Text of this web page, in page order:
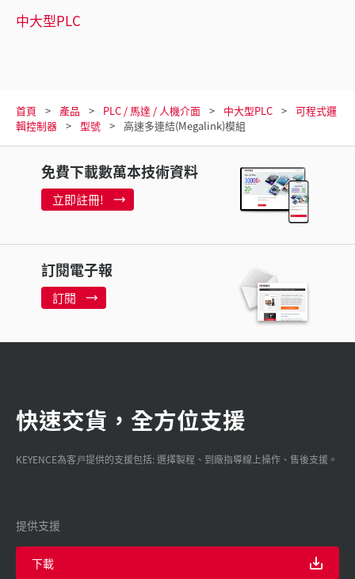
中大型PLC
首頁 產品 PLC / 馬達 / 人機介面 中大型PLC
可程式邏
輯控制器
型號 高速多連結(Megalink)模組
免費下載數萬本技術資料
立即註冊!
訂閱電子報
訂閱
快速交貨，全方位支援
KEYENCE為客戸提供的支援包括: 選擇製程、到廠指導線上操作、售後支援。
提供支援
下載